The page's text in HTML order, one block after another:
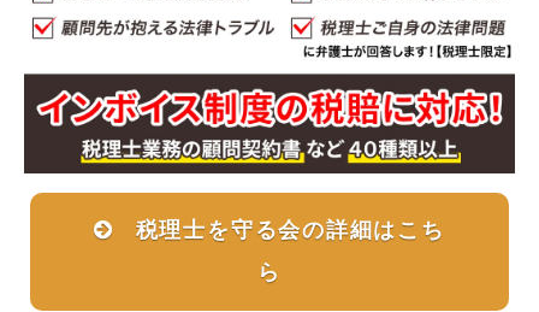
税理士を守る会の詳細はこち
ら